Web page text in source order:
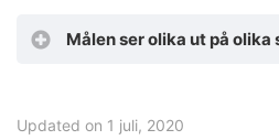
Målen ser olika ut på olika
Updated on 1 juli, 2020